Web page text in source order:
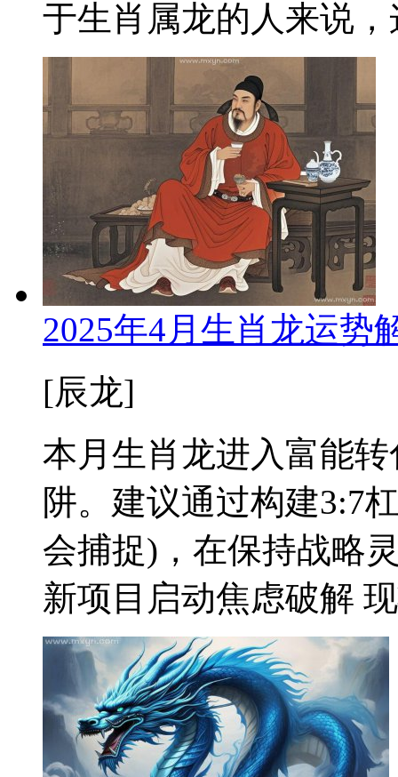
于生肖属龙的人来说
2025年4月生肖龙运势
[辰龙]
本月生肖龙进入富能
阱。建议通过构建3:7
会捕捉)，在保持战略
新项目启动焦虑破解